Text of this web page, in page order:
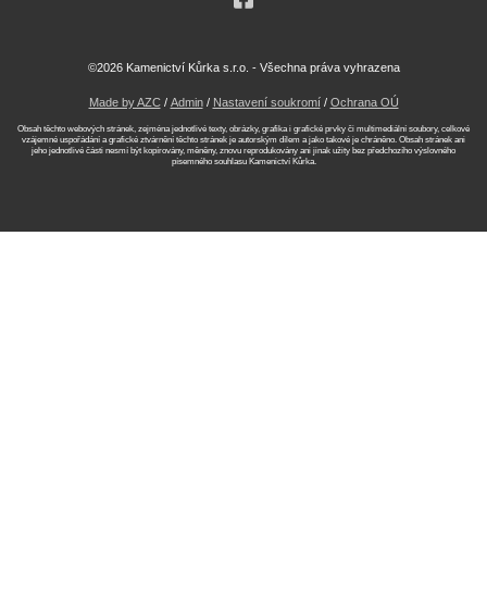
©2026 Kamenictví Kůrka s.r.o. - Všechna práva vyhrazena
Made by AZC/ Admin/ Nastavení soukromí/ Ochrana OÚ
Obsah těchto webových stránek, zejména jednotlivé texty, obrázky, grafika i grafické prvky či multimediální soubory, celkové
vzájemné uspořádání a grafické ztvárnění těchto stránek je autorským dílem a jako takové je chráněno. Obsah stránek ani
jeho jednotlivé části nesmí být kopírovány, měněny, znovu reprodukovány ani jinak užity bez předchozího výslovného
písemného souhlasu Kamenictví Kůrka.